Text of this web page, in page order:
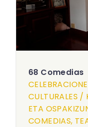
68 Comedias
CULTURALES /
ETA
COMEDIAS,